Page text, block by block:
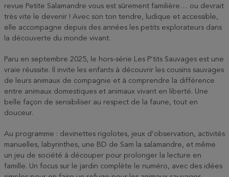
revue Petite Salamandre vous est sûrement familière… ou devrait
très vite le devenir ! Avec son ton tendre, ludique et accessible,
elle accompagne depuis des années les petits explorateurs dans
la découverte du monde vivant.
Paru en septembre 2025, le hors-série Les P’tits Sauvages est une
vraie réussite. Il invite les enfants à découvrir les cousins sauvages
de leurs animaux de compagnie et à comprendre la différence
entre animaux domestiques et animaux vivant en liberté. Une
belle façon de sensibiliser au respect de la faune, tout en
douceur.
Au programme : devinettes rigolotes, jeux d’observation, activités
manuelles, labyrinthes, une BD de Sam la salamandre, et même
un jeu de société à découper pour prolonger la lecture en
famille. Un focus sur le jardin complète le numéro, avec des idées